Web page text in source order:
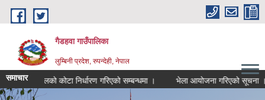
Skip to main content
गैडहवा गाउँपालिका
लुम्बिनी प्रदेश, रुपन्देही, नेपाल
समाचारमलको कोटा निर्धारण गरिएको सम्बन्धमा । भेला आयोजना गरिएको सूचना ।